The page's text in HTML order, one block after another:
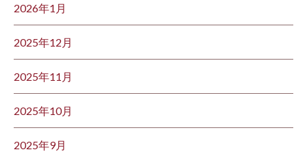
2026年1月
2025年12月
2025年11月
2025年10月
2025年9月